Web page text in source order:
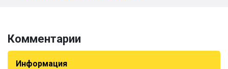
Комментарии
Информация